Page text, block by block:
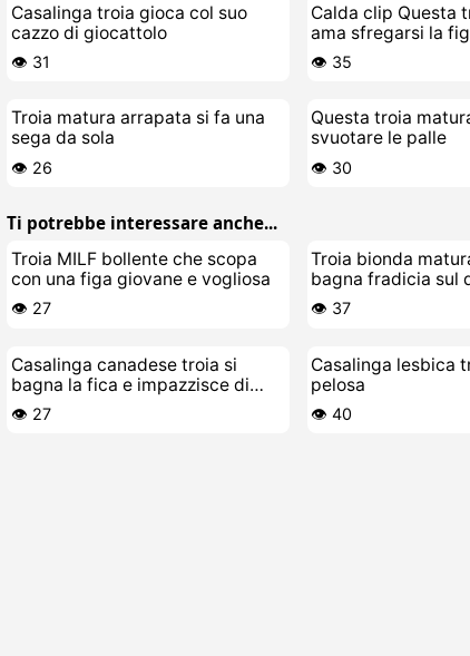
Casalinga troia gioca col suo
cazzo di giocattolo
👁️ 31
Calda clip Questa
ama sfregarsi la
👁️ 35
Troia matura arrapata si fa una
sega da sola
👁️ 26
Questa troia
svuotare le palle
👁️ 30
Ti potrebbe interessare anche...
Troia MILF bollente che scopa
con una figa giovane e vogliosa
👁️ 27
Troia bionda
bagna fradicia sul
cazzi di gomma
👁️ 37
Casalinga canadese troia si
bagna la fica e impazzisce di
cazzo
👁️ 27
Casalinga lesbica
pelosa
👁️ 40